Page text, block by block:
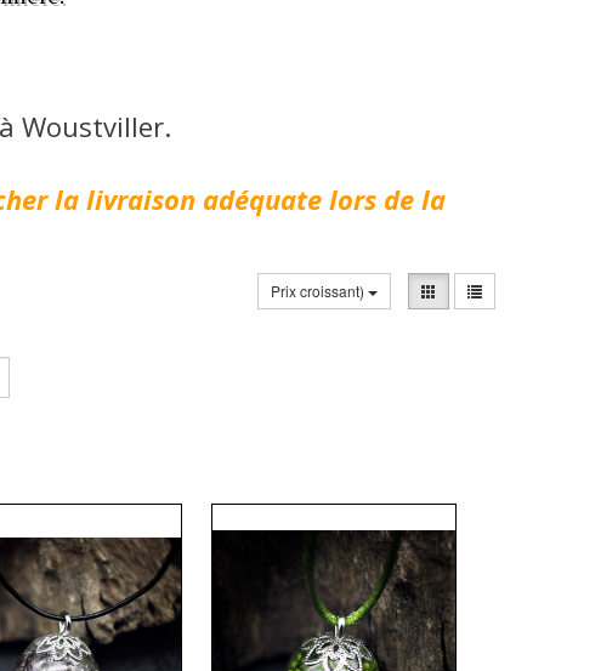
Woustviller.
la livraison adéquate lors de la
Prix croissant)